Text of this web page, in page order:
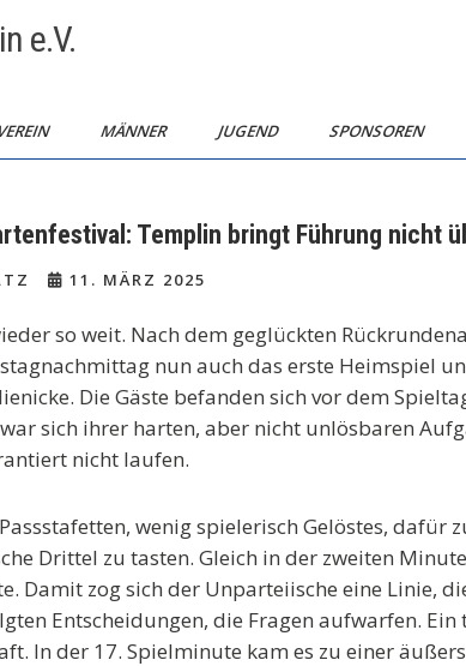
e.V.
VEREIN MÄNNER JUGEND SPONSOREN
Templin bringt Führung nicht
11. MÄRZ 2025
so weit. Nach dem geglückten
nun auch das erste Heimspiel
Die Gäste befanden sich vor dem
sich ihrer harten, aber nicht unlösbaren
nicht laufen.
wenig spielerisch Gelöstes, dafür
Drittel zu tasten. Gleich in der zweiten
Damit zog sich der Unparteiische eine Linie,
Entscheidungen, die Fragen aufwarfen. Ein
In der 17. Spielminute kam es zu einer